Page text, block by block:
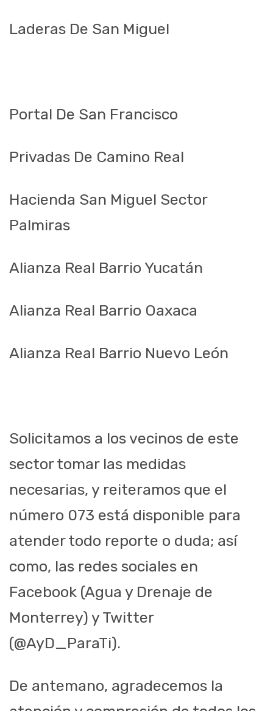
Laderas De San Miguel
Portal De San Francisco
Privadas De Camino Real
Hacienda San Miguel Sector
Palmiras
Alianza Real Barrio Yucatán
Alianza Real Barrio Oaxaca
Alianza Real Barrio Nuevo León
Solicitamos a los vecinos de este
sector tomar las medidas
necesarias, y reiteramos que el
número 073 está disponible para
atender todo reporte o duda; así
como, las redes sociales en
Facebook (Agua y Drenaje de
Monterrey) y Twitter
(@AyD_ParaTi).
De antemano, agradecemos la